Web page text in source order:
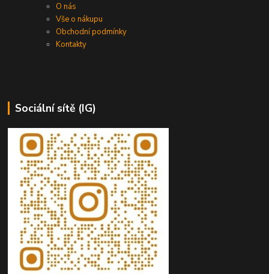
O nás
Vše o nákupu
Obchodní podmínky
Kontakty
Sociální sítě (IG)